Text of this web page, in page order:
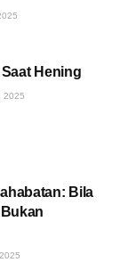
Hening
2025
Bila